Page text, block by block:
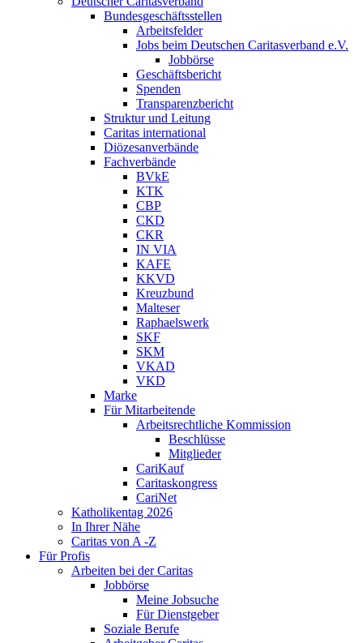
Bundesgeschäftsstellen
Arbeitsfelder
Jobs beim Deutschen Caritasverband e.V.
Jobbörse
Geschäftsbericht
Spenden
Transparenzbericht
Struktur und Leitung
Caritas international
Diözesanverbände
Fachverbände
BVkE
KTK
CBP
CKD
CKR
IN VIA
KAFE
KKVD
Kreuzbund
Malteser
Raphaelswerk
SKF
SKM
VKAD
VKD
Marke
Für Mitarbeitende
Arbeitsrechtliche Kommission
Beschlüsse
Mitglieder
CariKauf
Caritaskongress
CariNet
Katholikentag 2026
In Ihrer Nähe
Caritas von A -Z
Für Profis
Arbeiten bei der Caritas
Jobbörse
Meine Jobsuche
Für Dienstgeber
Soziale Berufe